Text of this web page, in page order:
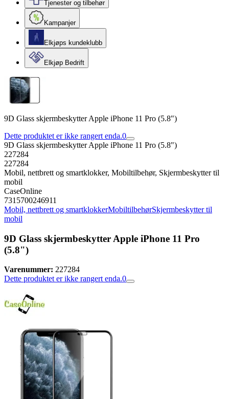
Tjenester og tilbehør
Kampanjer
Elkjøps kundeklubb
Elkjøp Bedrift
9D Glass skjermbeskytter Apple iPhone 11 Pro (5.8")
Dette produktet er ikke rangert enda.0
9D Glass skjermbeskytter Apple iPhone 11 Pro (5.8")
227284
227284
Mobil, nettbrett og smartklokker, Mobiltilbehør, Skjermbeskytter til
mobil
CaseOnline
7315700246911
Mobil, nettbrett og smartklokkerMobiltilbehørSkjermbeskytter til
mobil
9D Glass skjermbeskytter Apple iPhone 11 Pro
(5.8")
Varenummer: 227284
Dette produktet er ikke rangert enda.0